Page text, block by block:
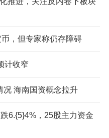
，但专家称仍存障碍
计收窄
况 海南国资概念拉升
6.{5}4%，25股主力资金